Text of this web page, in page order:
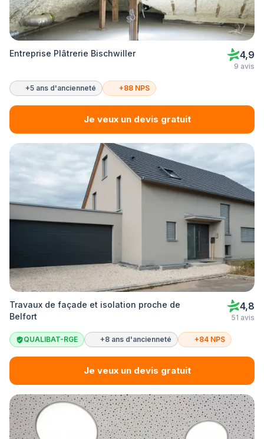
Entreprise Plâtrerie Bischwiller 4,9
9 avis
+5 ans d'ancienneté +88 NPS
Je veux un devis gratuit
Travaux de façade et isolation proche de
Belfort
4,8
51 avis
QUALIBAT-RGE +8 ans d'ancienneté +84 NPS
Je veux un devis gratuit